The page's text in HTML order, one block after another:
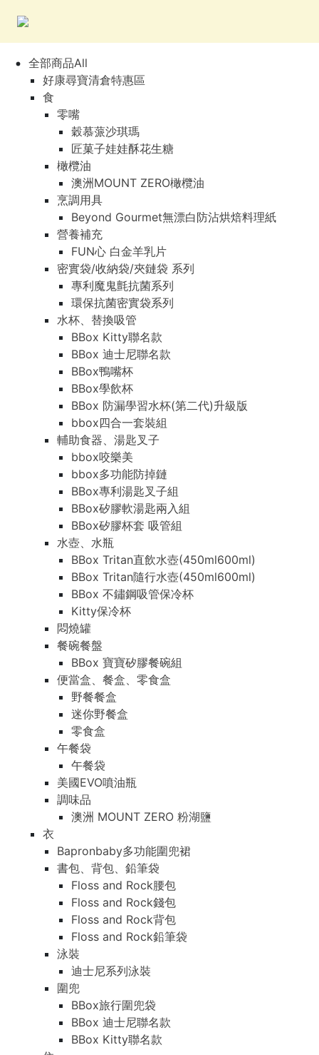
全部商品All
好康尋寶清倉特惠區
食
零嘴
穀慕蒎沙琪瑪
匠菓子娃娃酥花生糖
橄欖油
澳洲MOUNT ZERO橄欖油
烹調用具
Beyond Gourmet無漂白防沾烘焙料理紙
營養補充
FUN心 白金羊乳片
密實袋/收納袋/夾鏈袋 系列
專利魔鬼氈抗菌系列
環保抗菌密實袋系列
水杯、替換吸管
BBox Kitty聯名款
BBox 迪士尼聯名款
BBox鴨嘴杯
BBox學飲杯
BBox 防漏學習水杯(第二代)升級版
bbox四合一套裝組
輔助食器、湯匙叉子
bbox咬樂美
bbox多功能防掉鏈
BBox專利湯匙叉子組
BBox矽膠軟湯匙兩入組
BBox矽膠杯套 吸管組
水壺、水瓶
BBox Tritan直飲水壺(450ml600ml)
BBox Tritan隨行水壺(450ml600ml)
BBox 不鏽鋼吸管保冷杯
Kitty保冷杯
悶燒罐
餐碗餐盤
BBox 寶寶矽膠餐碗組
便當盒、餐盒、零食盒
野餐餐盒
迷你野餐盒
零食盒
午餐袋
午餐袋
美國EVO噴油瓶
調味品
澳洲 MOUNT ZERO 粉湖鹽
衣
Bapronbaby多功能圍兜裙
書包、背包、鉛筆袋
Floss and Rock腰包
Floss and Rock錢包
Floss and Rock背包
Floss and Rock鉛筆袋
泳裝
迪士尼系列泳裝
圍兜
BBox旅行圍兜袋
BBox 迪士尼聯名款
BBox Kitty聯名款